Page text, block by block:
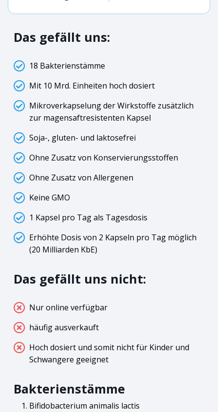
Das gefällt uns:
18 Bakterienstämme
Mit 10 Mrd. Einheiten hoch dosiert
Mikroverkapselung der Wirkstoffe zusätzlich
zur magensaftresistenten Kapsel
Soja-, gluten- und laktosefrei
Ohne Zusatz von Konservierungsstoffen
Ohne Zusatz von Allergenen
Keine GMO
1 Kapsel pro Tag als Tagesdosis
Erhöhte Dosis von 2 Kapseln pro Tag möglich
(20 Milliarden KbE)
Das gefällt uns nicht:
Nur online verfügbar
häufig ausverkauft
Hoch dosiert und somit nicht für Kinder und
Schwangere geeignet
Bakterienstämme
Bifidobacterium animalis lactis